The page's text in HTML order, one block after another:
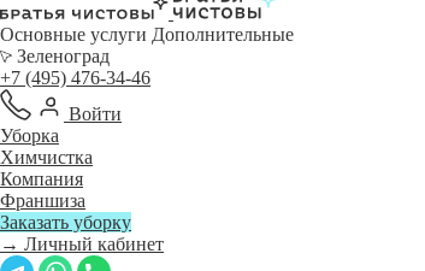
Основные услуги Дополнительные
Зеленоград
+7 (495) 476-34-46
Войти
Уборка
Химчистка
Компания
Франшиза
Заказать уборку
→ Личный кабинет